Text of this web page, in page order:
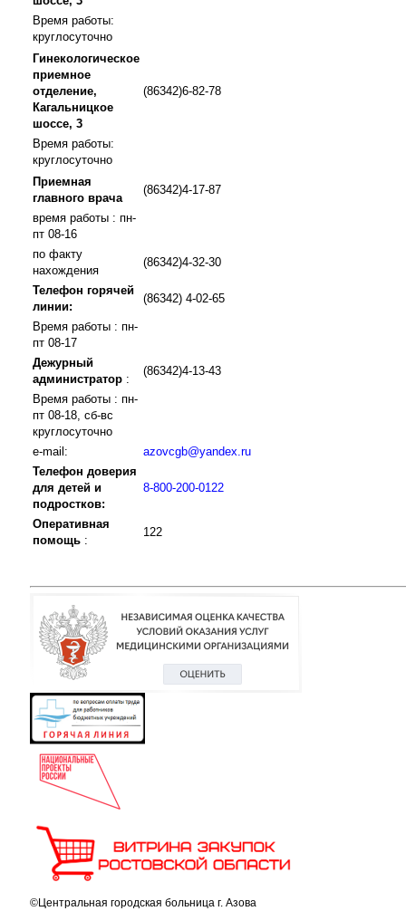
Время работы:
круглосуточно
Гинекологическое
приемное
отделение,
Кагальницкое
шоссе, 3
(86342)6-82-78
Время работы:
круглосуточно
Приемная
главного врача
(86342)4-17-87
время работы : пн-
пт 08-16
по факту
нахождения
(86342)4-32-30
Телефон горячей
линии:
(86342) 4-02-65
Время работы : пн-
пт 08-17
Дежурный
администратор :
(86342)4-13-43
Время работы : пн-
пт 08-18, сб-вс
круглосуточно
e-mail:
azovcgb@yandex.ru
Телефон доверия
для детей и
подростков:
8-800-200-0122
Оперативная
помощь :
122
©Центральная городская больница г. Азова